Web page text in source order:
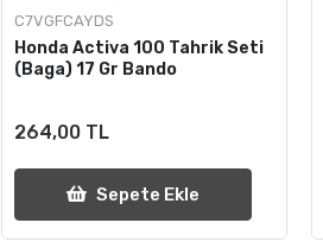
C7VGFCAYDS
Honda Activa 100 Tahrik Seti
(Baga) 17 Gr Bando
264,00 TL
Sepete Ekle